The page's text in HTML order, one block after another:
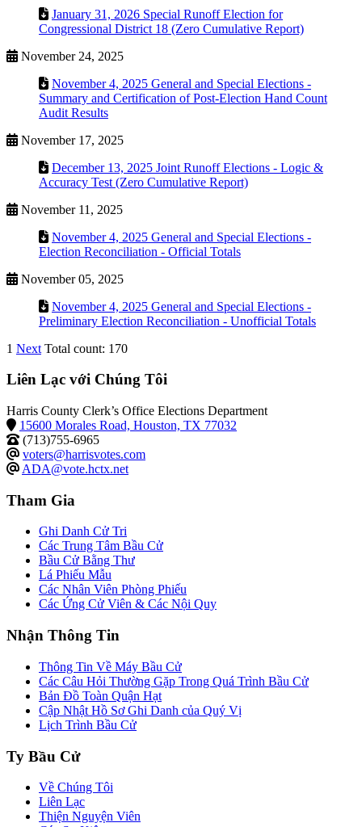
January 31, 2026 Special Runoff Election for
Congressional District 18 (Zero Cumulative Report)
November 24, 2025
November 4, 2025 General and Special Elections -
Summary and Certification of Post-Election Hand Count
Audit Results
November 17, 2025
December 13, 2025 Joint Runoff Elections - Logic &
Accuracy Test (Zero Cumulative Report)
November 11, 2025
November 4, 2025 General and Special Elections -
Election Reconciliation - Official Totals
November 05, 2025
November 4, 2025 General and Special Elections -
Preliminary Election Reconciliation - Unofficial Totals
1 Next Total count: 170
Liên Lạc với Chúng Tôi
Harris County Clerk’s Office Elections Department
15600 Morales Road, Houston, TX 77032
(713)755-6965
voters@harrisvotes.com
ADA@vote.hctx.net
Tham Gia
Ghi Danh Cử Tri
Các Trung Tâm Bầu Cử
Bầu Cử Bằng Thư
Lá Phiếu Mẫu
Các Nhân Viên Phòng Phiếu
Các Ứng Cử Viên & Các Nội Quy
Nhận Thông Tin
Thông Tin Về Máy Bầu Cử
Các Câu Hỏi Thường Gặp Trong Quá Trình Bầu Cử
Bản Đồ Toàn Quận Hạt
Cập Nhật Hồ Sơ Ghi Danh của Quý Vị
Lịch Trình Bầu Cử
Ty Bầu Cử
Về Chúng Tôi
Liên Lạc
Thiện Nguyện Viên